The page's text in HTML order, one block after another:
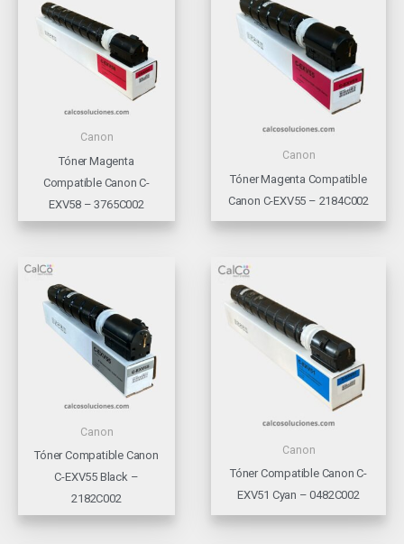
Canon
Tóner Magenta
Compatible Canon C-
EXV58 – 3765C002
Canon
Tóner Magenta Compatible
Canon C-EXV55 – 2184C002
Canon
Tóner Compatible Canon
C-EXV55 Black –
2182C002
Canon
Tóner Compatible Canon C-
EXV51 Cyan – 0482C002